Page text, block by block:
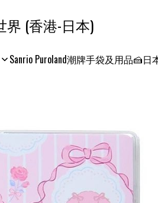
コンクエスト ワールド 征服世界 (香港-日本)
Sanrio Puroland潮牌手袋及用品🍰日